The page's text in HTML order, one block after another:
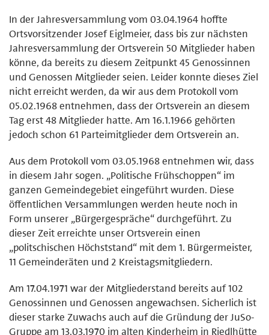
In der Jahresversammlung vom 03.04.1964 hoffte
Ortsvorsitzender Josef Eiglmeier, dass bis zur nächsten
Jahresversammlung der Ortsverein 50 Mitglieder haben
könne, da bereits zu diesem Zeitpunkt 45 Genossinnen
und Genossen Mitglieder seien. Leider konnte dieses Ziel
nicht erreicht werden, da wir aus dem Protokoll vom
05.02.1968 entnehmen, dass der Ortsverein an diesem
Tag erst 48 Mitglieder hatte. Am 16.1.1966 gehörten
jedoch schon 61 Parteimitglieder dem Ortsverein an.
Aus dem Protokoll vom 03.05.1968 entnehmen wir, dass
in diesem Jahr sogen. „Politische Frühschoppen“ im
ganzen Gemeindegebiet eingeführt wurden. Diese
öffentlichen Versammlungen werden heute noch in
Form unserer „Bürgergespräche“ durchgeführt. Zu
dieser Zeit erreichte unser Ortsverein einen
„politschischen Höchststand“ mit dem 1. Bürgermeister,
11 Gemeinderäten und 2 Kreistagsmitgliedern.
Am 17.04.1971 war der Mitgliederstand bereits auf 102
Genossinnen und Genossen angewachsen. Sicherlich ist
dieser starke Zuwachs auch auf die Gründung der JuSo-
Gruppe am 13.03.1970 im alten Kinderheim in Riedlhütte